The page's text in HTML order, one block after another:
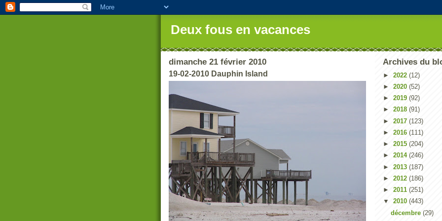
Deux fous en vacances
dimanche 21 février 2010
19-02-2010 Dauphin Island
Archives du
► 2022 (12)
► 2020 (52)
► 2019 (92)
► 2018 (91)
► 2017 (123)
► 2016 (111)
► 2015 (204)
► 2014 (246)
► 2013 (187)
► 2012 (186)
► 2011 (251)
▼ 2010 (443)
décembre (29)